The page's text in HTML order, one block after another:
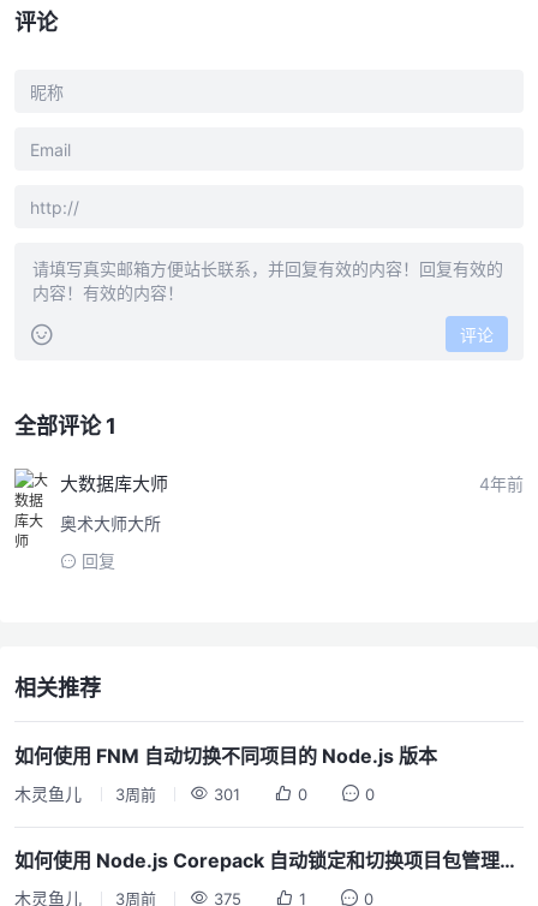
评论
评论
全部评论 1
大数据库大师
4年前
奥术大师大所
回复
相关推荐
如何使用 FNM 自动切换不同项目的 Node.js 版本
木灵鱼儿 3周前 301 0 0
如何使用 Node.js Corepack 自动锁定和切换项目包管理器版本
木灵鱼儿 3周前 375 1 0